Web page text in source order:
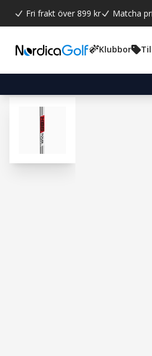
Fri frakt över 899 kr Matcha
Klubbor